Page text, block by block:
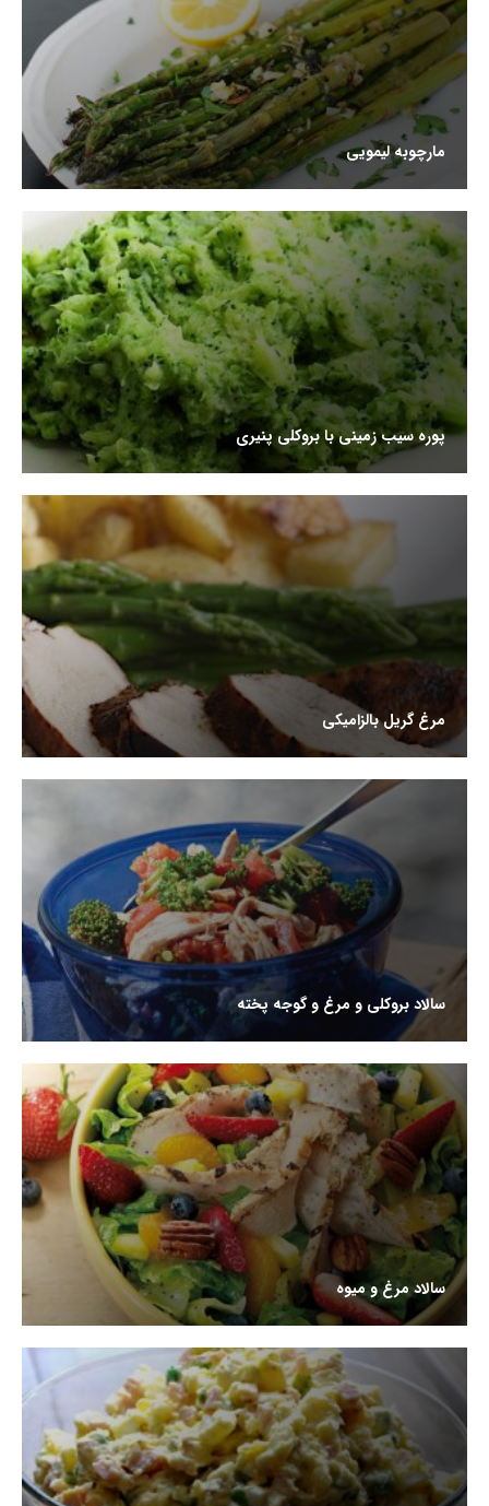
مارچوبه لیمویی
پوره سیب زمینی با بروکلی پنیری
مرغ گریل بالزامیکی
سالاد بروکلی و مرغ و گوجه پخته
سالاد مرغ و میوه